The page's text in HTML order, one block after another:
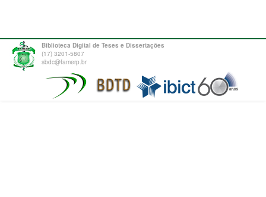
Biblioteca Digital de Teses e Dissertações
(17) 3201-5807
sbdc@famerp.br